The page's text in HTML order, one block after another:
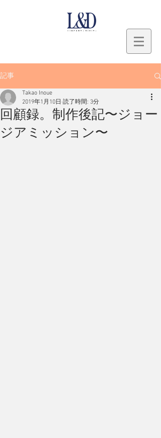
記事
回顧録。制作後記〜ジョー
ジアミッション〜
Takao Inoue
2019年1月10日 読了時間: 3分